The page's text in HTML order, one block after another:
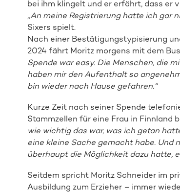
bei ihm klingelt und er erfährt, dass er
„An meine Registrierung hatte ich gar
Sixers spielt.
Nach einer Bestätigungstypisierung
2024 fährt Moritz morgens mit dem
Spende war easy. Die Menschen, die
haben mir den Aufenthalt so
bin wieder nach Hause gefahren.“
Kurze Zeit nach seiner Spende
Stammzellen für eine Frau in Finnland
wie wichtig das war, was ich getan
eine kleine Sache gemacht habe. Und
überhaupt die Möglichkeit dazu hatte,
Seitdem spricht Moritz Schneider im
Ausbildung zum Erzieher – immer